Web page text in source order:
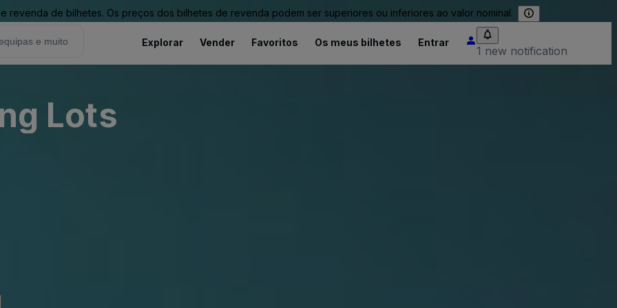
revenda de bilhetes. Os preços dos bilhetes de revenda podem ser superiores ou inferiores ao valor nominal.
Explorar Vender Favoritos Os meus bilhetes Entrar
1 new notification
Lots